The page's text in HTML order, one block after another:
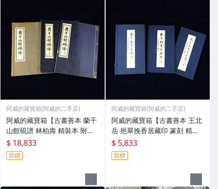
阿威的藏寶箱(阿威的二手店)
阿威的藏寶箱【古書善本 蘭千
山館硯譜 林柏壽 精裝本 附原
裝錦 盒及上下兩卷 五十六年初
版上册(免運費) 硯台】品相優
值得收藏
$ 18,833
競標
阿威的藏寶箱(阿威的二手店)
阿威的藏寶箱【古書善本 王北
岳 挹翠挽香居藏印 篆刻 精裝
本 附原裝錦盒及上下兩卷 八十
四年初版 書籍】品相優 值得收
藏
$ 5,833
競標